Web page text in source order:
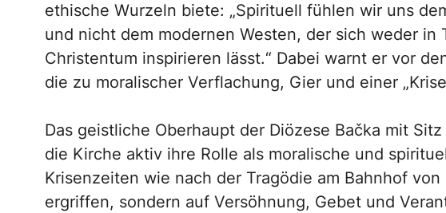
ethische Wurzeln biete: „Spirituell fühlen wir uns
und nicht dem modernen Westen, der sich weder in
Christentum inspirieren lässt.“ Dabei warnt er vor
die zu moralischer Verflachung, Gier und einer
Das geistliche Oberhaupt der Diözese Bačka mit
die Kirche aktiv ihre Rolle als moralische und
Krisenzeiten wie nach der Tragödie am Bahnhof
ergriffen, sondern auf Versöhnung, Gebet und